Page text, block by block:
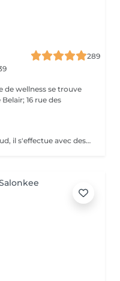
289
de wellness se trouve
16 rue des
Massage originaire d'Amérique du Sud, il s'effectue avec des pierres volcaniques chaudes et des manoeuvres manuelles permettant au corps une détente musculaire et sensorielle très profonde. Vous ressortirez apaisé, rechargé et plein d'énergie